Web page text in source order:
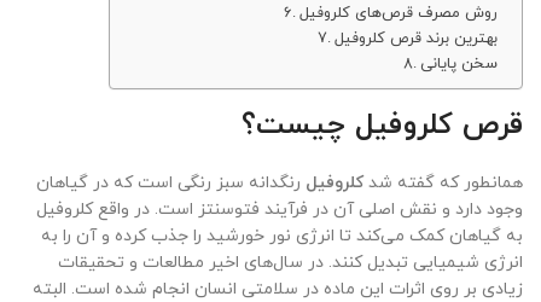
روش مصرف قرص‌های کلروفیل
بهترین برند قرص کلروفیل
سخن پایانی
قرص کلروفیل چیست؟
همانطور که گفته شدکلروفیل رنگدانه سبز رنگی است که در گیاهان
وجود دارد و نقش اصلی آن در فرآیند فتوسنتز است. در واقع کلروفیل
به گیاهان کمک می‌کند تا انرژی نور خورشید را جذب کرده و آن را به
انرژی شیمیایی تبدیل کنند. در سال‌های اخیر مطالعات و تحقیقات
زیادی بر روی اثرات این ماده در سلامتی انسان انجام شده است. البته